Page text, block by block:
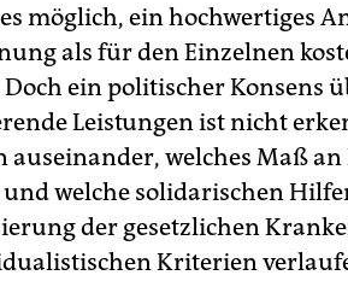
möglich, ein hochwertiges
als für den Einzelnen
ein politischer Konsens
Leistungen ist nicht
auseinander, welches Maß
welche solidarischen
der gesetzlichen
Kriterien